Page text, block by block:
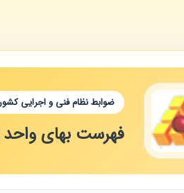
ضوابط نظام فنی و اجرایی کشور
فهرست بهای واحد